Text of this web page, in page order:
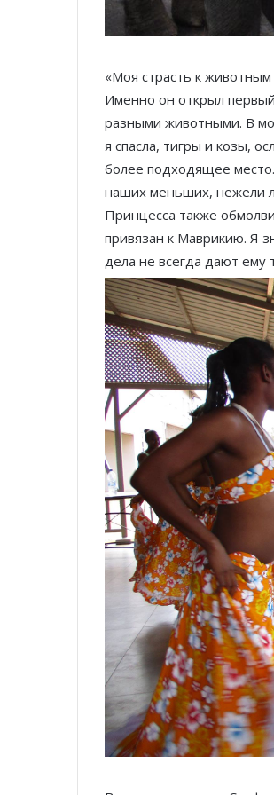
«Моя страсть к
Именно он открыл
разными животными. В
я спасла, тигры и козы,
более подходящее
наших меньших, нежели
Принцесса также
привязан к Маврикию. Я
дела не всегда дают ему